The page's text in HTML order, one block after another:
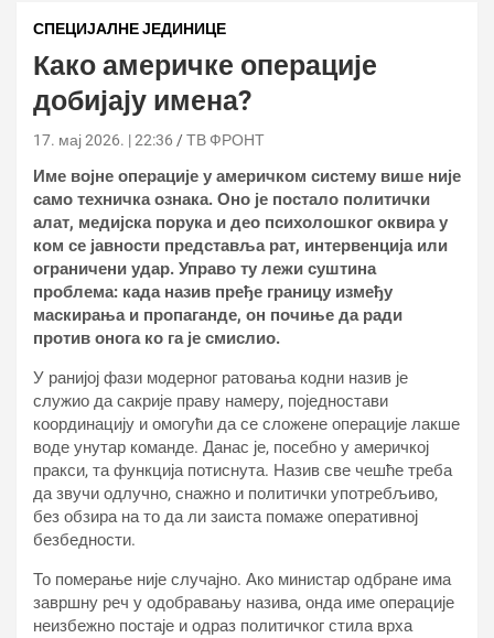
СПЕЦИЈАЛНЕ ЈЕДИНИЦЕ
Како америчке операције
добијају имена?
17. мај 2026. | 22:36 ТВ ФРОНТ
Име војне операције у америчком систему више није
само техничка ознака. Оно је постало политички
алат, медијска порука и део психолошког оквира у
ком се јавности представља рат, интервенција или
ограничени удар. Управо ту лежи суштина
проблема: када назив пређе границу између
маскирања и пропаганде, он почиње да ради
против онога ко га је смислио.
У ранијој фази модерног ратовања кодни назив је
служио да сакрије праву намеру, поједностави
координацију и омогући да се сложене операције лакше
воде унутар команде. Данас је, посебно у америчкој
пракси, та функција потиснута. Назив све чешће треба
да звучи одлучно, снажно и политички употребљиво,
без обзира на то да ли заиста помаже оперативној
безбедности.
То померање није случајно. Ако министар одбране има
завршну реч у одобравању назива, онда име операције
неизбежно постаје и одраз политичког стила врха